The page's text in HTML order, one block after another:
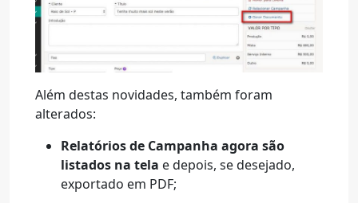
Além destas novidades, também foram
alterados:
Relatórios de Campanha agora são
listados na tela e depois, se desejado,
exportado em PDF;